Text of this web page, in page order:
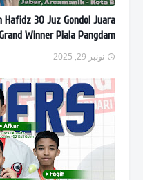
30 Juz Gondol Juara
Winner Piala Pangdam
نونبر 29, 2025